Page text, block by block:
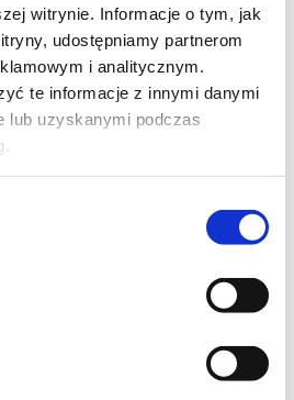
witrynie. Informacje o tym, jak
udostępniamy partnerom
i analitycznym.
te informacje z innymi danymi
lub uzyskanymi podczas
PL ENG DE